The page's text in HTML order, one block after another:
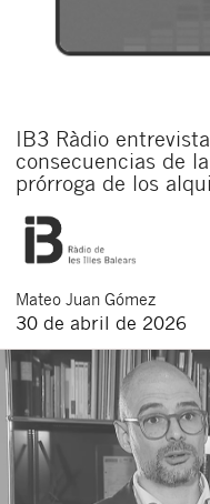
IB3 Ràdio
consecuencias de
prórroga de los
Mateo Juan Gómez
30 de abril de 2026